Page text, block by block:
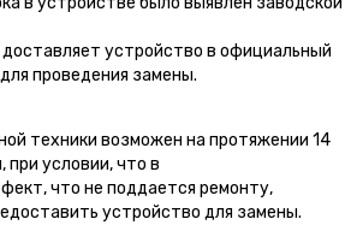
устройство в официальный
проведения замены.
техники возможен на протяжении 14
при условии, что в
что не поддается ремонту,
устройство для замены.